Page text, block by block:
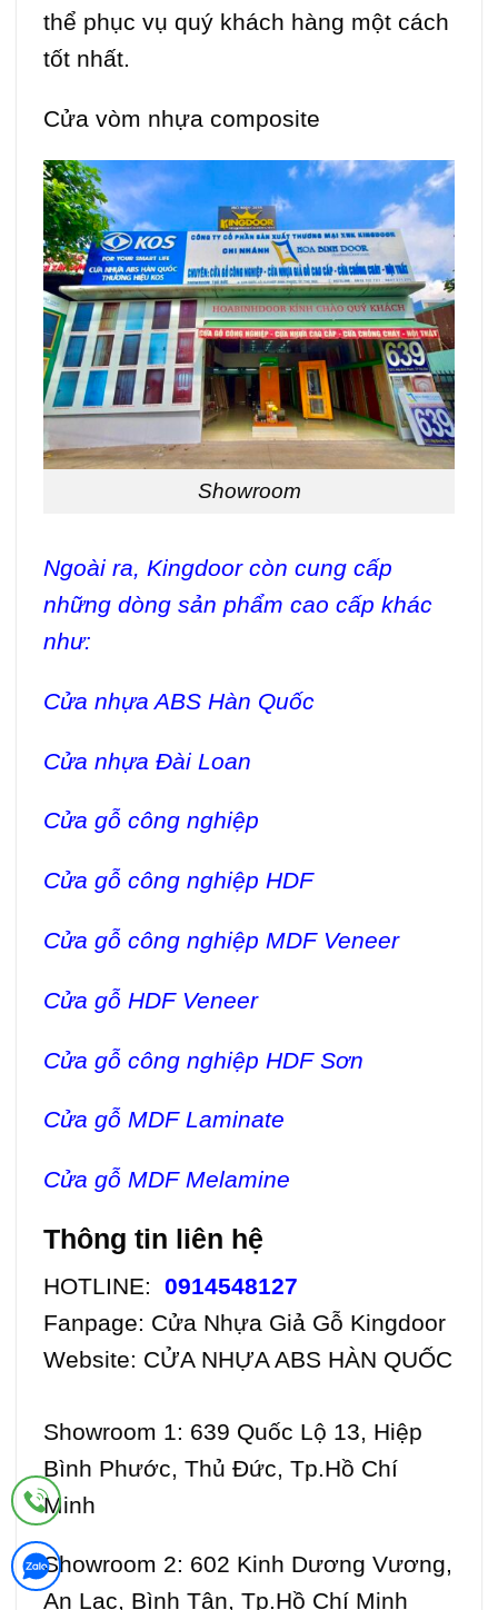
thể phục vụ quý khách hàng một cách
tốt nhất.
Cửa vòm nhựa composite
Showroom
Ngoài ra, Kingdoor còn cung cấp
những dòng sản phẩm cao cấp khác
như:
Cửa nhựa ABS Hàn Quốc
Cửa nhựa Đài Loan
Cửa gỗ công nghiệp
Cửa gỗ công nghiệp HDF
Cửa gỗ công nghiệp MDF Veneer
Cửa gỗ HDF Veneer
Cửa gỗ công nghiệp HDF Sơn
Cửa gỗ MDF Laminate
Cửa gỗ MDF Melamine
Thông tin liên hệ
HOTLINE: 0914548127
Fanpage: Cửa Nhựa Giả Gỗ Kingdoor
Website: CỬA NHỰA ABS HÀN QUỐC
Showroom 1: 639 Quốc Lộ 13, Hiệp
Bình Phước, Thủ Đức, Tp.Hồ Chí
Minh
Showroom 2: 602 Kinh Dương Vương,
An Lạc, Bình Tân, Tp.Hồ Chí Minh